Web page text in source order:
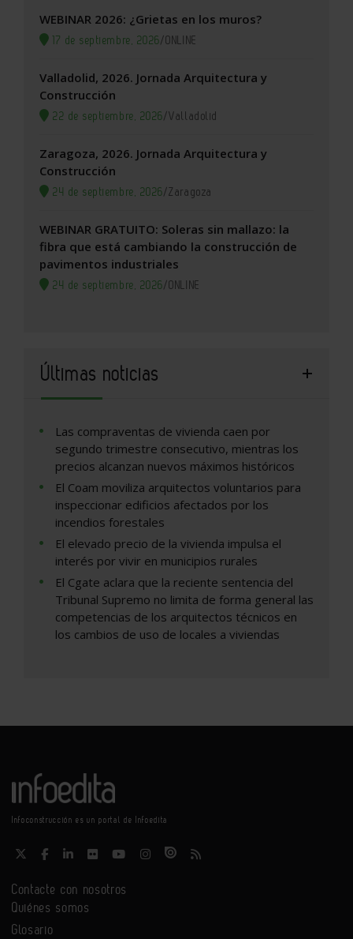
WEBINAR 2026: ¿Grietas en los muros?
17 de septiembre, 2026/ONLINE
Valladolid, 2026. Jornada Arquitectura y
Construcción
22 de septiembre, 2026/Valladolid
Zaragoza, 2026. Jornada Arquitectura y
Construcción
24 de septiembre, 2026/Zaragoza
WEBINAR GRATUITO: Soleras sin mallazo: la
fibra que está cambiando la construcción de
pavimentos industriales
24 de septiembre, 2026/ONLINE
Últimas noticias
Las compraventas de vivienda caen por
segundo trimestre consecutivo, mientras los
precios alcanzan nuevos máximos históricos
El Coam moviliza arquitectos voluntarios para
inspeccionar edificios afectados por los
incendios forestales
El elevado precio de la vivienda impulsa el
interés por vivir en municipios rurales
El Cgate aclara que la reciente sentencia del
Tribunal Supremo no limita de forma general las
competencias de los arquitectos técnicos en
los cambios de uso de locales a viviendas
Infoconstrucción es un portal de Infoedita
Contacte con nosotros
Quiénes somos
Glosario